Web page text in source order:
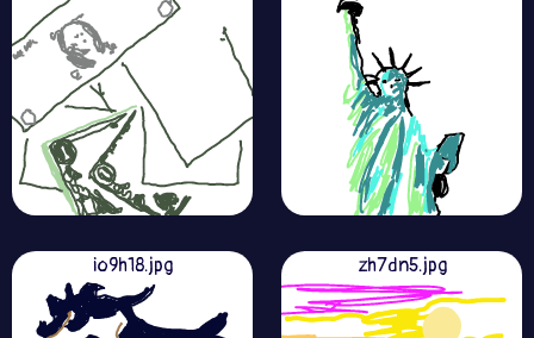
io9h18.jpg zh7dn5.jpg